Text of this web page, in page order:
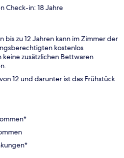
Check-in: 18 Jahre
bis zu 12 Jahren kann im Zimmer der
kostenlos
zusätzlichen Bettwaren
12 und darunter ist das Frühstück